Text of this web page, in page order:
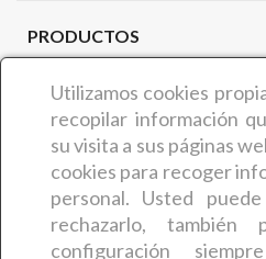
PRODUCTOS
NUESTRA EMPRESA
¿QUIÉNES
COMERCIAL CARMIN
una empresa zamorana que
ofrece a sus clientes
artículos
Utilizamos cookies
recopilar información
su visita a sus páginas
cookies para recoger
personal. Usted
rechazarlo, también
configuración